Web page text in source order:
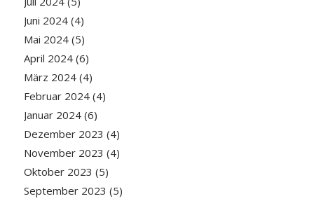
Juni 2024(4)
Mai 2024(5)
April 2024(6)
März 2024(4)
Februar 2024(4)
Januar 2024(6)
Dezember 2023 (4)
November 2023 (4)
Oktober 2023 (5)
September 2023 (5)